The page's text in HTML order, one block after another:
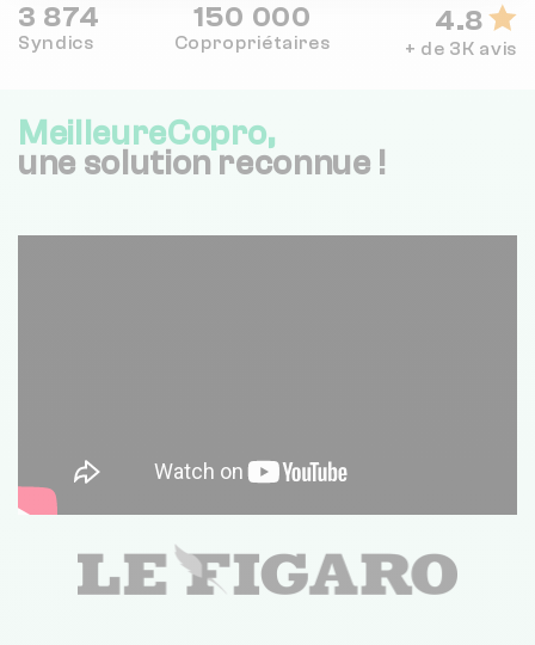
3 874
Syndics
150 000
Copropriétaires
4.8
+ de 3K avis
MeilleureCopro,
une solution reconnue !